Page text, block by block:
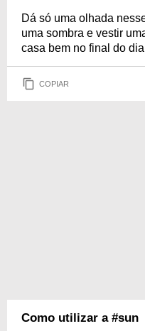
Dá só uma olhada
uma sombra e vestir
casa bem no final do
COPIAR
Como utilizar a #sun